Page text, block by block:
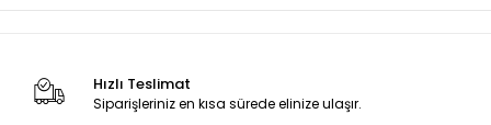
Hızlı Teslimat
Siparişleriniz en kısa sürede elinize ulaşır.